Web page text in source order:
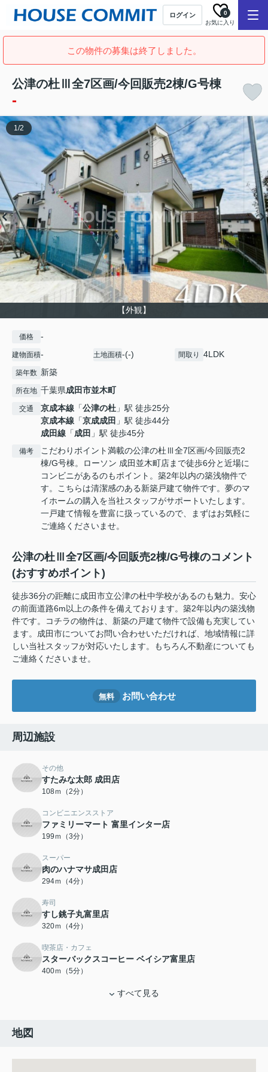
ログイン
お気に入り
0
この物件の募集は終了しました。
公津の杜Ⅲ全7区画/今回販売2棟/G号棟
-
【外観】
1/2
価格 -
建物面積- 土地面積-(-) 間取り 4LDK
築年数 新築
所在地 千葉県成田市並木町
交通 京成本線 「公津の杜 」駅 徒歩25分
京成本線 「京成成田 」駅 徒歩44分
成田線 「成田 」駅 徒歩45分
備考
こだわりポイント満載の公津の杜Ⅲ全7区画/今回販売2
棟/G号棟。ローソン 成田並木町店まで徒歩6分と近場に
コンビニがあるのもポイント。築2年以内の築浅物件で
す。こちらは清潔感のある新築戸建て物件です。夢のマ
イホームの購入を当社スタッフがサポートいたします。
一戸建て情報を豊富に扱っているので、まずはお気軽に
ご連絡くださいませ。
公津の杜Ⅲ全7区画/今回販売2棟/G号棟のコメント
(おすすめポイント)
徒歩36分の距離に成田市立公津の杜中学校があるのも魅力。安心
の前面道路6m以上の条件を備えております。築2年以内の築浅物
件です。コチラの物件は、新築の戸建て物件で設備も充実してい
ます。成田市についてお問い合わせいただければ、地域情報に詳
しい当社スタッフが対応いたします。もちろん不動産についても
ご連絡くださいませ。
無料 お問い合わせ
周辺施設
その他
すたみな太郎 成田店
108ｍ（2分）
コンビニエンスストア
ファミリーマート 富里インター店
199ｍ（3分）
スーパー
肉のハナマサ成田店
294ｍ（4分）
寿司
すし銚子丸富里店
320ｍ（4分）
喫茶店・カフェ
スターバックスコーヒー ベイシア富里店
400ｍ（5分）
すべて見る
地図